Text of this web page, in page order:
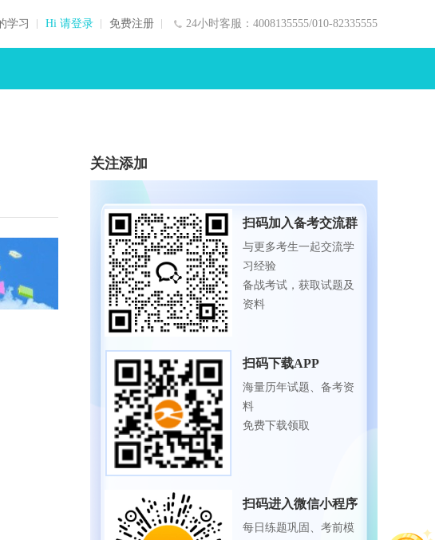
24小时客服：4008135555/010-82335555
学习 Hi 请登录 免费注册
关注添加
扫码加入备考交流群
与更多考生一起交流学
习经验
备战考试，获取试题及
资料
扫码下载APP
海量历年试题、备考资
料
免费下载领取
扫码进入微信小程序
每日练题巩固、考前模